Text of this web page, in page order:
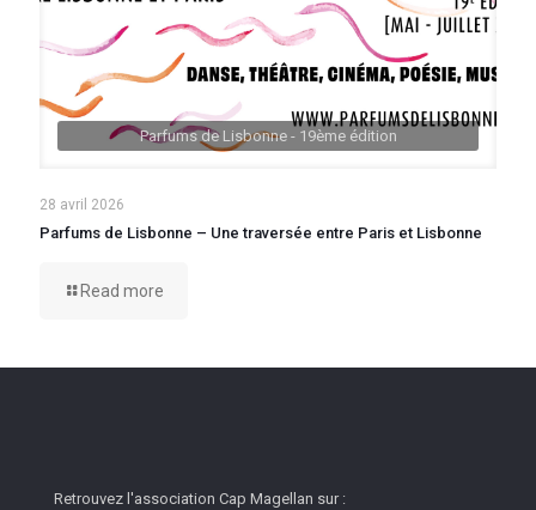
Parfums de Lisbonne - 19ème édition
28 avril 2026
Parfums de Lisbonne – Une traversée entre Paris et Lisbonne
Read more
Retrouvez l'association Cap Magellan sur :